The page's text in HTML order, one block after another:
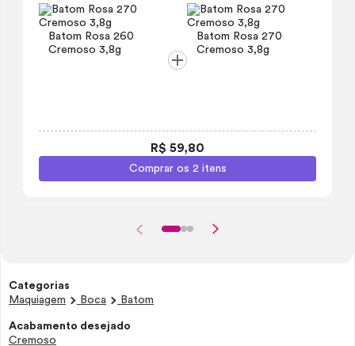
Batom Rosa 260
Cremoso 3,8g
Batom Rosa 270
Cremoso 3,8g
R$ 59,80
Comprar os 2 itens
Categorias
Maquiagem
Boca Batom
Acabamento desejado
Cremoso